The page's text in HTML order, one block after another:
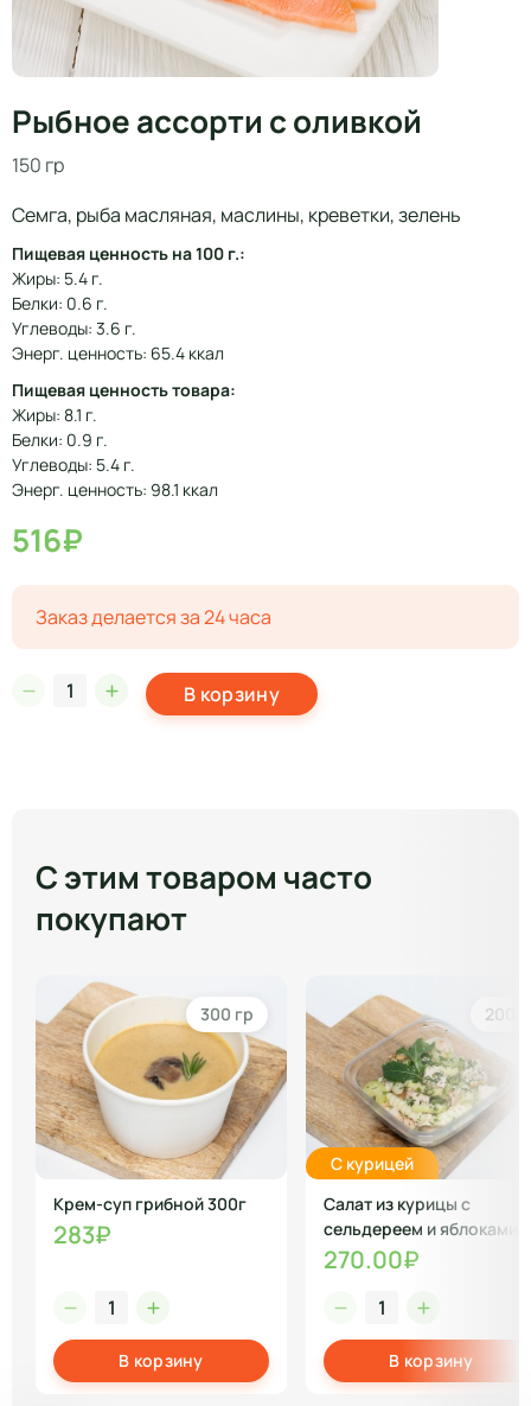
Рыбное ассорти с оливкой
150 гр
Семга, рыба масляная, маслины, креветки, зелень
Пищевая ценность на 100 г.:
Жиры: 5.4 г.
Белки: 0.6 г.
Углеводы: 3.6 г.
Энерг. ценность: 65.4 ккал
Пищевая ценность товара:
Жиры: 8.1 г.
Белки: 0.9 г.
Углеводы: 5.4 г.
Энерг. ценность: 98.1 ккал
516₽
Заказ делается за 24 часа
В корзину
С этим товаром часто
покупают
300 гр
Крем-суп грибной 300г
283₽
В корзину
200г
С курицей
Салат из курицы с
сельдереем и яблоками
270.00₽
В корзину